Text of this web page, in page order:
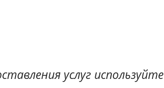
услуг используйте